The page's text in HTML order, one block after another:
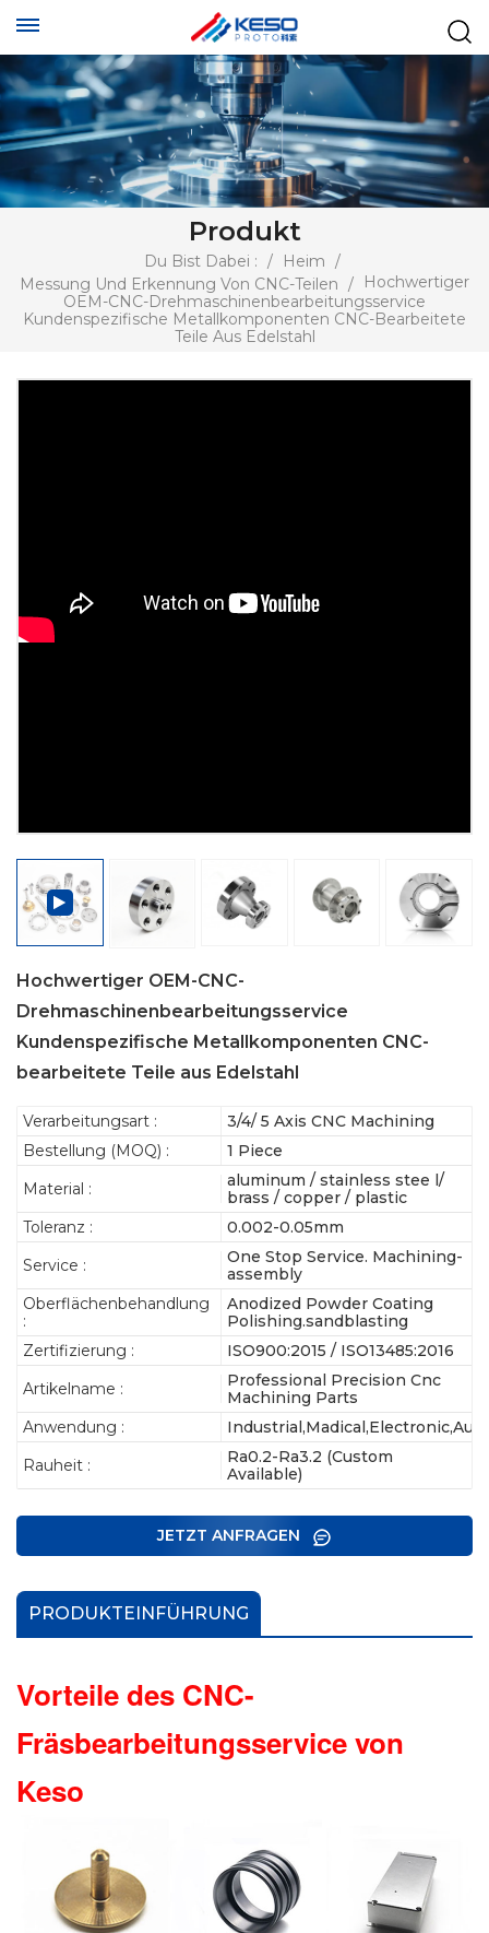
Produkt
Du Bist Dabei : / Heim /
Messung Und Erkennung Von CNC-Teilen /
Hochwertiger
OEM-CNC-Drehmaschinenbearbeitungsservice
Kundenspezifische Metallkomponenten CNC-Bearbeitete
Teile Aus Edelstahl
Hochwertiger OEM-CNC-
Drehmaschinenbearbeitungsservice
Kundenspezifische Metallkomponenten CNC-
bearbeitete Teile aus Edelstahl
Verarbeitungsart :
3/4/ 5 Axis CNC Machining
Bestellung (MOQ) :
1 Piece
Material :
aluminum / stainless stee l/
brass / copper / plastic
Toleranz :
0.002-0.05mm
Service :
One Stop Service. Machining-
assembly
Oberflächenbehandlung
:
Anodized Powder Coating
Polishing.sandblasting
Zertifizierung :
ISO900:2015 / ISO13485:2016
Artikelname :
Professional Precision Cnc
Machining Parts
Anwendung :
Rauheit :
Ra0.2-Ra3.2 (Custom
Available)
JETZT ANFRAGEN
PRODUKTEINFÜHRUNG
Vorteile des CNC-
Fräsbearbeitungsservice von
Keso